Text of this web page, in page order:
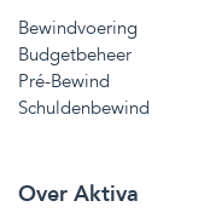
Bewindvoering
Budgetbeheer
Pré-Bewind
Schuldenbewind
Over Aktiva